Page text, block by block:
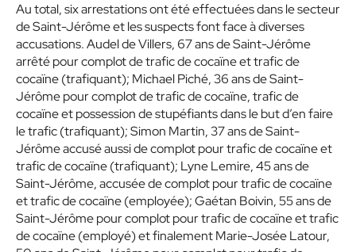
Au total, six arrestations ont été effectuées dans le secteur
de Saint-Jérôme et les suspects font face à diverses
accusations. Audel de Villers, 67 ans de Saint-Jérôme
arrêté pour complot de trafic de cocaïne et trafic de
cocaïne (trafiquant); Michael Piché, 36 ans de Saint-
Jérôme pour complot de trafic de cocaïne, trafic de
cocaïne et possession de stupéfiants dans le but d’en faire
le trafic (trafiquant); Simon Martin, 37 ans de Saint-
Jérôme accusé aussi de complot pour trafic de cocaïne et
trafic de cocaïne (trafiquant); Lyne Lemire, 45 ans de
Saint-Jérôme, accusée de complot pour trafic de cocaïne
et trafic de cocaïne (employée); Gaétan Boivin, 55 ans de
Saint-Jérôme pour complot pour trafic de cocaïne et trafic
de cocaïne (employé) et finalement Marie-Josée Latour,